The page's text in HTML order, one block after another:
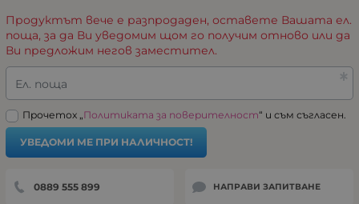
Продуктът вече е разпродаден, оставете Вашата ел.
поща, за да Ви уведомим щом го получим отново или да
Ви предложим негов заместител.
Ел. поща
Прочетох „Политиката за поверителност“ и съм съгласен.
УВЕДОМИ МЕ ПРИ НАЛИЧНОСТ!
0889 555 899 НАПРАВИ ЗАПИТВАНЕ